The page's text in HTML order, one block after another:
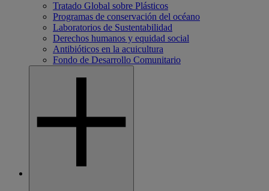
Tratado Global sobre Plásticos
Programas de conservación del océano
Laboratorios de Sustentabilidad
Derechos humanos y equidad social
Antibióticos en la acuicultura
Fondo de Desarrollo Comunitario